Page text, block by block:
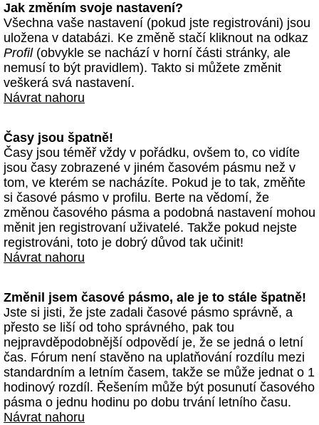
Jak změním svoje nastavení?
Všechna vaše nastavení (pokud jste registrováni) jsou
uložena v databázi. Ke změně stačí kliknout na odkaz
Profil(obvykle se nachází v horní části stránky, ale
nemusí to být pravidlem). Takto si můžete změnit
veškerá svá nastavení.
Návrat nahoru
Časy jsou špatně!
Časy jsou téměř vždy v pořádku, ovšem to, co vidíte
jsou časy zobrazené v jiném časovém pásmu než v
tom, ve kterém se nacházíte. Pokud je to tak, změňte
si časové pásmo v profilu. Berte na vědomí, že
změnou časového pásma a podobná nastavení mohou
měnit jen registrovaní uživatelé. Takže pokud nejste
registrováni, toto je dobrý důvod tak učinit!
Návrat nahoru
Změnil jsem časové pásmo, ale je to stále špatně!
Jste si jisti, že jste zadali časové pásmo správně, a
přesto se liší od toho správného, pak tou
nejpravděpodobnější odpovědí je, že se jedná o letní
čas. Fórum není stavěno na uplatňování rozdílu mezi
standardním a letním časem, takže se může jednat o 1
hodinový rozdíl. Řešením může být posunutí časového
pásma o jednu hodinu po dobu trvání letního času.
Návrat nahoru